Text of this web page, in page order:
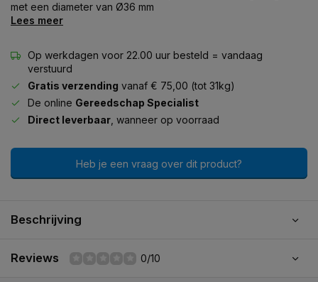
met een diameter van Ø36 mm
Lees meer
Op werkdagen voor 22.00 uur besteld = vandaag
verstuurd
Gratis verzending vanaf € 75,00 (tot 31kg)
De online Gereedschap Specialist
Direct leverbaar , wanneer op voorraad
Heb je een vraag over dit product?
Beschrijving
Reviews 0/10